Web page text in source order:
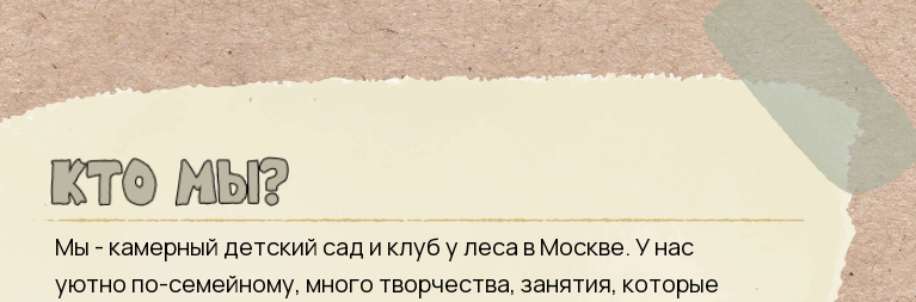
Мы - камерный детский сад и клуб у леса в Москве. У нас
уютно по-семейному, много творчества, занятия, которые